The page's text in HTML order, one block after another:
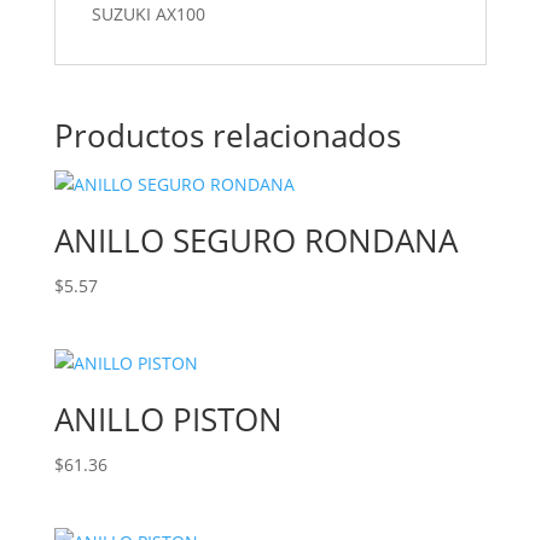
SUZUKI AX100
Productos relacionados
ANILLO SEGURO RONDANA
$5.57
ANILLO PISTON
$61.36